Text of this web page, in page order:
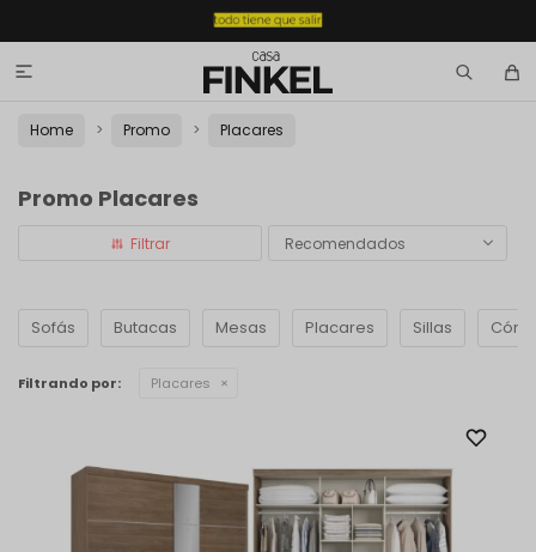

Home Promo Placares
Promo Placares
Recomendados
Sofás Butacas Mesas Placares Sillas
Filtrando por: Placares